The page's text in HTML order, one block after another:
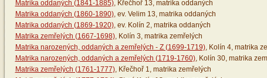
Matrika oddaných (1841-1885), Křečhoř 13, matrika oddaných
Matrika oddaných (1860-1890), ev. Velim 13, matrika oddaných
Matrika oddaných (1869-1920), ev. Kolín 2, matrika oddaných
Matrika zemřelých (1667-1698), Kolín 3, matrika zemřelých
Matrika narozených, oddaných a zemřelých - Z (1699-1719), Kolín 4, matrika
Matrika narozených, oddaných a zemřelých (1719-1760), Kolín 30, matrika
Matrika zemřelých (1761-1777), Křečhoř 1, matrika zemřelých